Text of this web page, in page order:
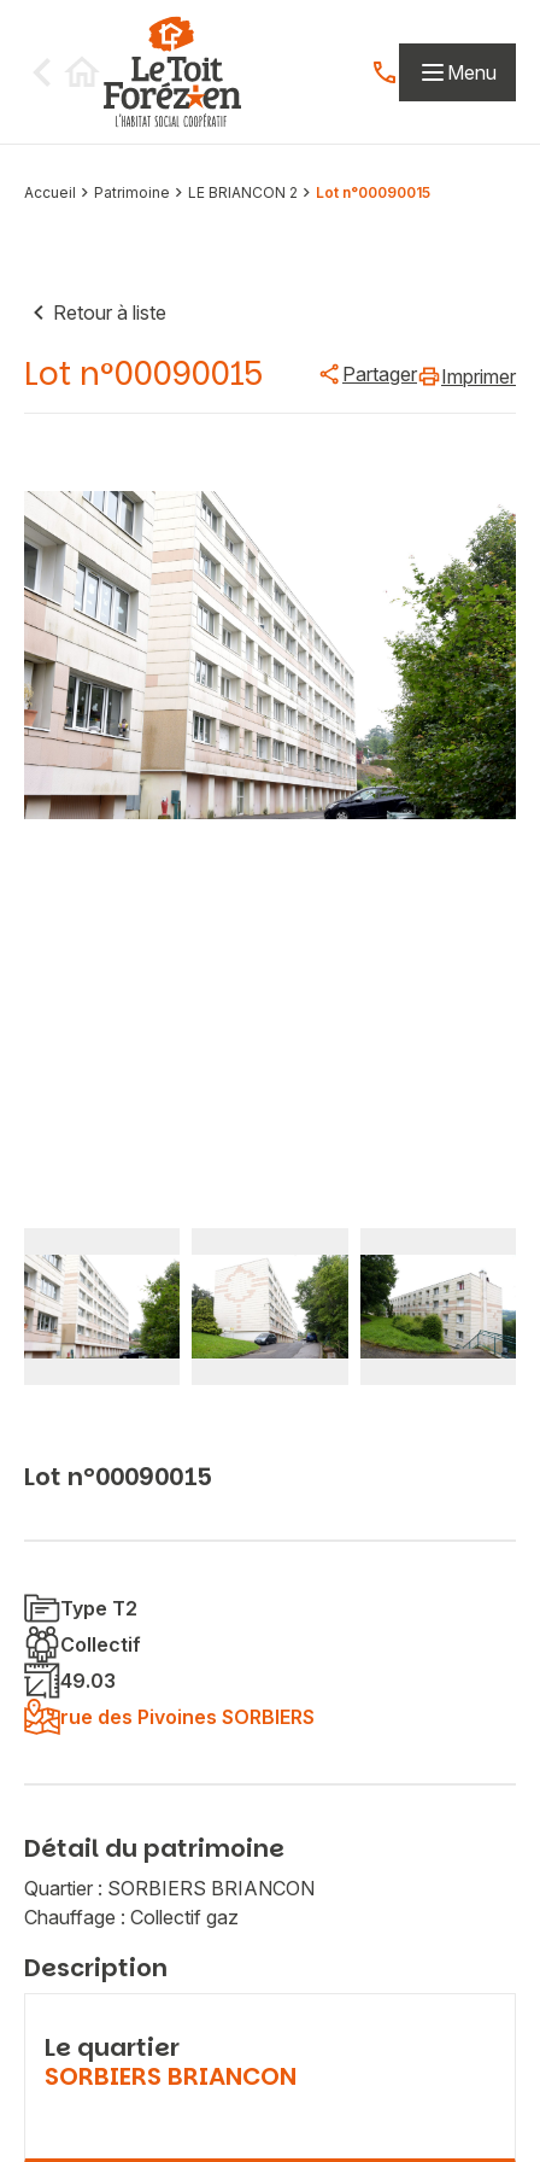
Contactez-nous
Menu
Accueil Patrimoine LE BRIANCON 2 Lot n°00090015
Retour à liste
Lot n°00090015 Partager Imprimer
Lot n°00090015
Type T2
Collectif
49.03
rue des Pivoines SORBIERS
Détail du patrimoine
Quartier : SORBIERS BRIANCON
Chauffage : Collectif gaz
Description
Le quartier
SORBIERS BRIANCON